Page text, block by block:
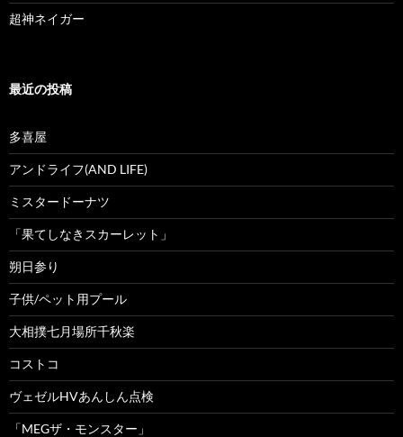
超神ネイガー
最近の投稿
多喜屋
アンドライフ(AND LIFE)
ミスタードーナツ
「果てしなきスカーレット」
朔日参り
子供/ペット用プール
大相撲七月場所千秋楽
コストコ
ヴェゼルHVあんしん点検
「MEGザ・モンスター」